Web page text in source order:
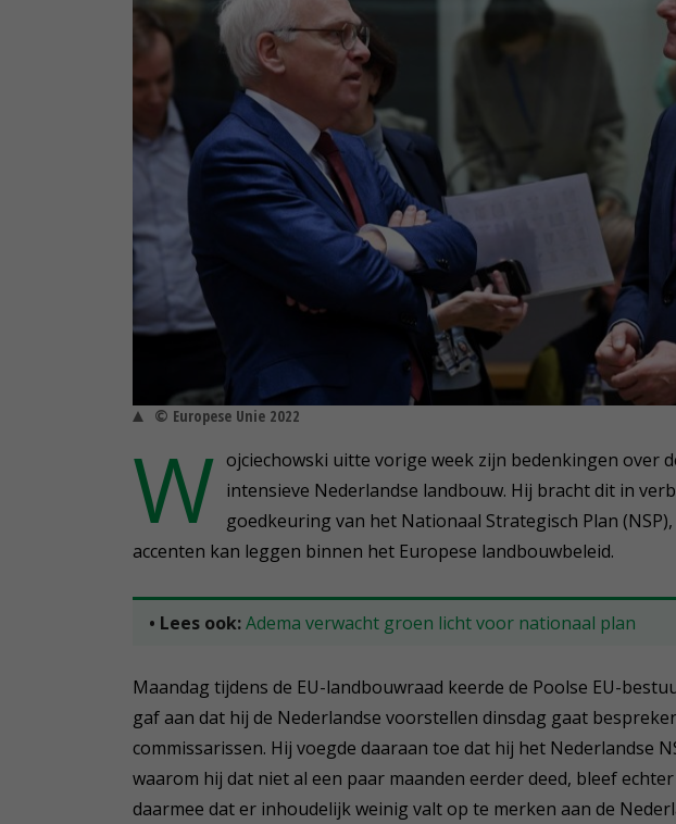
© Europese Unie 2022
W ojciechowski uitte vorige week zijn bedenkingen over
intensieve Nederlandse landbouw. Hij bracht dit in
goedkeuring van het Nationaal Strategisch Plan
accenten kan leggen binnen het Europese landbouwbeleid.
• Lees ook:Adema verwacht groen licht voor nationaal plan
Maandag tijdens de EU-landbouwraad keerde de Poolse EU-
gaf aan dat hij de Nederlandse voorstellen dinsdag gaat
commissarissen. Hij voegde daaraan toe dat hij het Nederlandse
waarom hij dat niet al een paar maanden eerder deed, bleef
daarmee dat er inhoudelijk weinig valt op te merken aan de